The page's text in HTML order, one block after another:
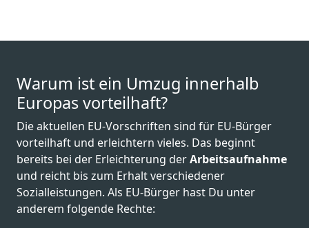
Warum ist ein Umzug innerhalb
Europas vorteilhaft?
Die aktuellen EU-Vorschriften sind für EU-Bürger
vorteilhaft und erleichtern vieles. Das beginnt
bereits bei der Erleichterung derArbeitsaufnahme
und reicht bis zum Erhalt verschiedener
Sozialleistungen. Als EU-Bürger hast Du unter
anderem folgende Rechte: